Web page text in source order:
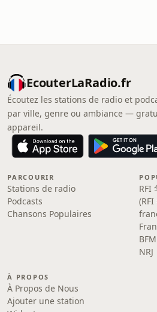
EcouterLaRadio.fr
Écoutez les stations de radio et
par ville, genre ou ambiance —
appareil.
PARCOURIR
Stations de radio
Podcasts
Chansons Populaires
RFI
NRJ
À PROPOS
À Propos de Nous
Ajouter une station